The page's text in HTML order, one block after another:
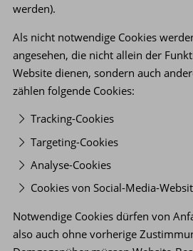
werden).
Als nicht notwendige Cookies
angesehen, die nicht allein der
Website dienen, sondern auch
zählen folgende Cookies:
Tracking-Cookies
Targeting-Cookies
Analyse-Cookies
Cookies von Social-Media-
Notwendige Cookies dürfen von
also auch ohne vorherige